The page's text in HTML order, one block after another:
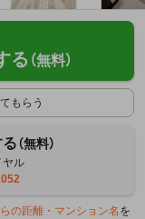
る （無料）
もらう
（無料）
ヤル
の距離・マンション名 を